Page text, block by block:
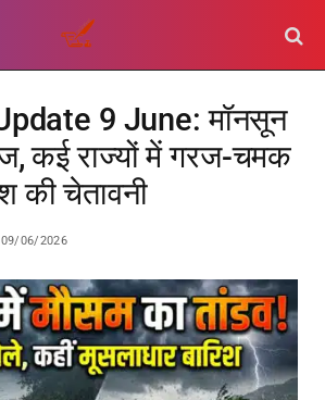
9 June: मॉनसून
कई राज्यों में गरज-चमक
की चेतावनी
09/06/2026